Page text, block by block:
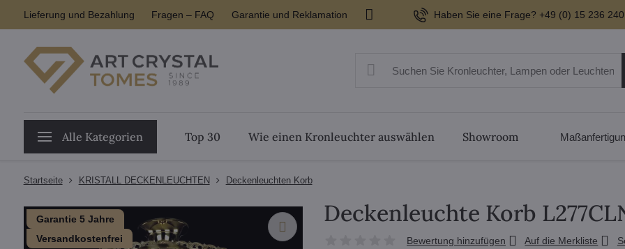
Lieferung und Bezahlung Fragen – FAQ Garantie und Reklamation Haben Sie eine Frage? +49 (0) 15 236
Alle Kategorien Top 30 Wie einen Kronleuchter auswählen Showroom
Startseite KRISTALL DECKENLEUCHTEN Deckenleuchten Korb
Garantie 5 Jahre
Versandkostenfrei
Deckenleuchte Korb
Bewertung hinzufügen Auf die Merkliste